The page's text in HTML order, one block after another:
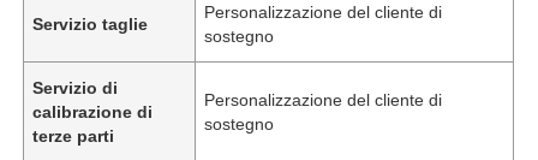
Servizio taglie
Personalizzazione del cliente di
sostegno
Servizio di
calibrazione di
terze parti
Personalizzazione del cliente di
sostegno